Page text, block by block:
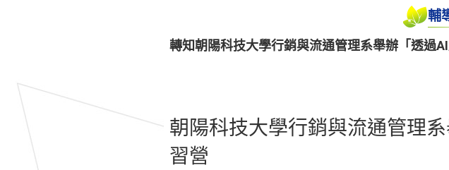
輔
轉知朝陽科技大學行銷與流通管理系舉辦「透過
朝陽科技大學行銷與流通管理
習營